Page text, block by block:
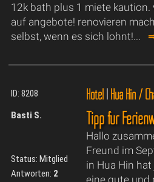
12k bath plus 1 miete
auf angebote! renovieren
selbst, wenn es sich lohnt!...
ID: 8208 Hotel|Hua Hin /
Basti S.
Status: Mitglied
Antworten: 2
Tipp für
Hallo
Freund im
in Hua Hin